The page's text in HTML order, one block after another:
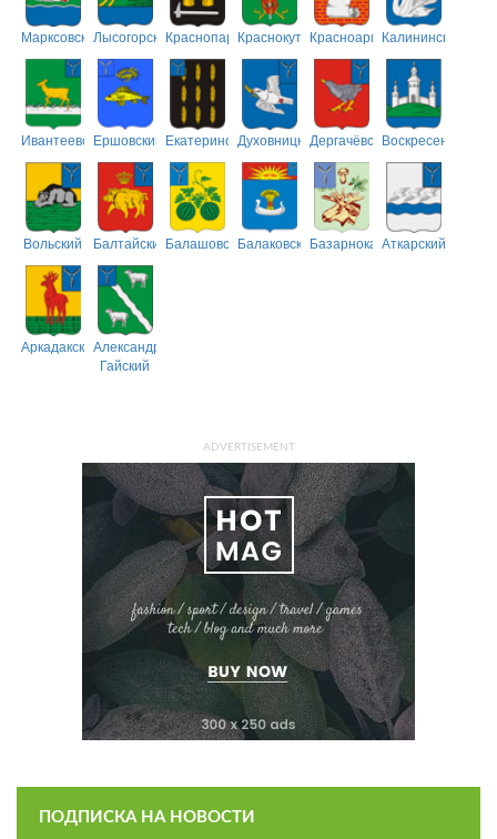
МарксовскийЛысогорскийКраснопартизанский
КраснокутскийКрасноармейский
Калининский
ИвантеевскийЕршовский ЕкатериновскийДуховницкийДергачёвскийВоскресенский
Вольский БалтайскийБалашовскийБалаковскийБазарнокарабулакский
Аткарский
АркадакскийАлександрово-
Гайский
ADVERTISEMENT
ПОДПИСКА НА НОВОСТИ